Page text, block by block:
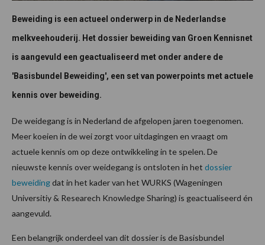
Beweiding is een actueel onderwerp in de Nederlandse
melkveehouderij. Het dossier beweiding van Groen Kennisnet
is aangevuld een geactualiseerd met onder andere de
'Basisbundel Beweiding', een set van powerpoints met actuele
kennis over beweiding.
De weidegang is in Nederland de afgelopen jaren toegenomen.
Meer koeien in de wei zorgt voor uitdagingen en vraagt om
actuele kennis om op deze ontwikkeling in te spelen. De
nieuwste kennis over weidegang is ontsloten in het dossier
beweidingdat in het kader van het WURKS (Wageningen
Universitiy & Researech Knowledge Sharing) is geactualiseerd én
aangevuld.
Een belangrijk onderdeel van dit dossier is de Basisbundel